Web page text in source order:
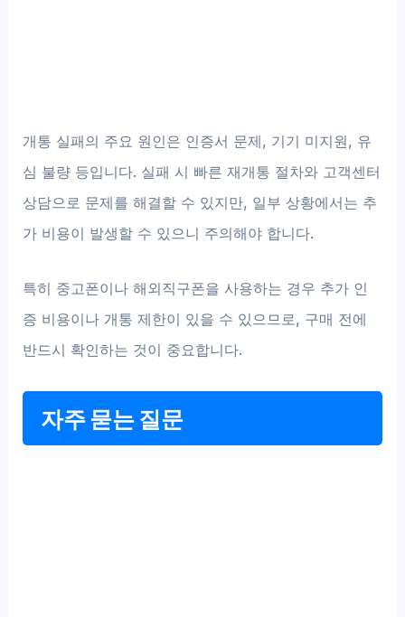
개통 실패의 주요 원인은 인증서 문제, 기기 미지원, 유
심 불량 등입니다. 실패 시 빠른 재개통 절차와 고객센터
상담으로 문제를 해결할 수 있지만, 일부 상황에서는 추
가 비용이 발생할 수 있으니 주의해야 합니다.
특히 중고폰이나 해외직구폰을 사용하는 경우 추가 인
증 비용이나 개통 제한이 있을 수 있으므로, 구매 전에
반드시 확인하는 것이 중요합니다.
자주 묻는 질문